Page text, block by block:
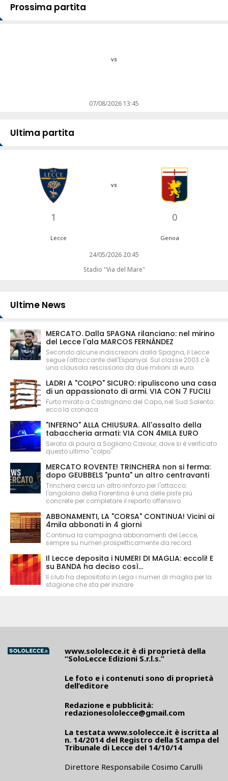
Prossima partita
vs
07/08/2026 13:45
Ultima partita
1
vs
0
Lecce Genoa
24/05/2026 20:45
Stadio "Via del Mare"
Ultime News
MERCATO. Dalla SPAGNA rilanciano: nel mirino
del Lecce l'ala MARCOS FERNÁNDEZ
Secondo alcune indiscrezioni dalla Spagna, il Lecce
segue l'attaccante dell'Espanyol. Sul classe 2003 c'è
una clausola rescissoria da due milioni di euro.
LADRI A "COLPO" SICURO: ripuliscono una casa
di un appassionato di armi. VIA CON 7 FUCILI
Furto mirato a Castrignano del Capo, nel Sud Salento:
ecco la cronaca
"INFERNO" ALLA CHIUSURA. All'assalto della
tabaccheria armati: VIA CON 4MILA EURO
Serata di paura a Sogliano Cavour, dove si è verificato
questo ultimo "colpo"
MERCATO ROVENTE! TRINCHERA non si ferma:
dopo GEUBBELS "punta" un altro centravanti
Trinchera cerca un altro rinforzo per l'attacco:
l'angolano della Fiorentina è una delle piste più
concrete per completare il reparto offensivo.
ABBONAMENTI, LA "CORSA" CONTINUA! Vicini ai
4mila abbonati in 4 giorni
Continua la campagna abbonamenti del Lecce,
sempre su numeri prospetticamente da record
Il Lecce deposita i NUMERI DI MAGLIA: eccoli! E
su BANDA ha deciso così...
Il club ha depositato in Lega i numeri di maglia per la
stagione che sta per iniziare
www.sololecce.it è di proprietà della
“SoloLecce Edizioni S.r.l.s.”
Le foto e i contenuti sono di proprietà
dell’editore
Redazione e pubblicità:
redazionesololecce@gmail.com
La testata www.sololecce.it è iscritta al
n. 14/2014 del Registro della Stampa del
Tribunale di Lecce del 14/10/14
Direttore Responsabile Cosimo Carulli